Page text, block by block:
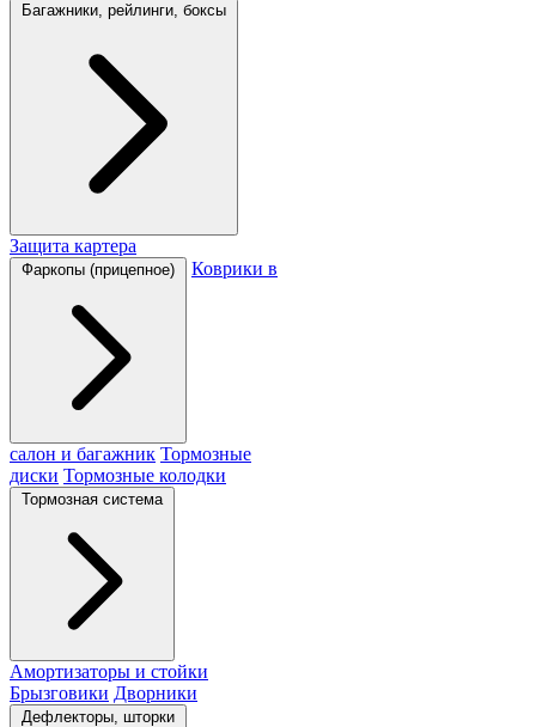
Багажники, рейлинги, боксы
Защита картера
Фаркопы (прицепное) Коврики в
салон и багажник Тормозные
диски Тормозные колодки
Тормозная система
Амортизаторы и стойки
Брызговики Дворники
Дефлекторы, шторки